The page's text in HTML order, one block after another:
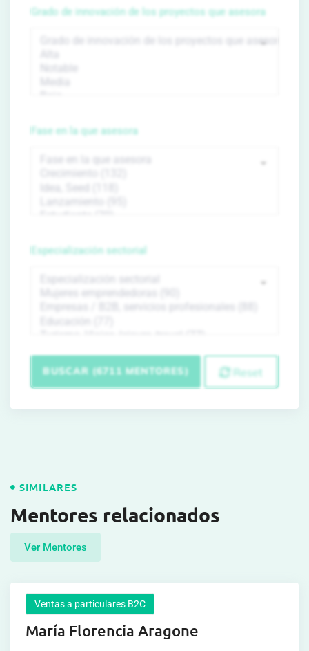
Grado de innovación de los proyectos que asesora
Fase en la que asesora
Especialización sectorial
BUSCAR (6711 MENTORES) Reset
SIMILARES
Mentores relacionados
Ver Mentores
Ventas a particulares B2C
María Florencia Aragone